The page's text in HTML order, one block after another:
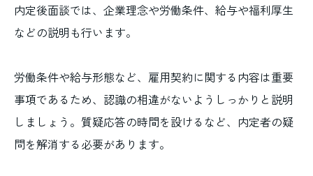
内定後面談では、企業理念や労働条件、給与や福利厚生
などの説明も行います。
労働条件や給与形態など、雇用契約に関する内容は重要
事項であるため、認識の相違がないようしっかりと説明
しましょう。質疑応答の時間を設けるなど、内定者の疑
問を解消する必要があります。